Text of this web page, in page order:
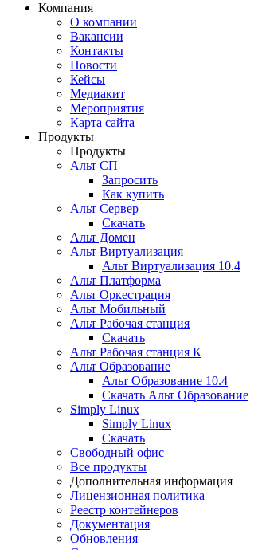
Компания
О компании
Вакансии
Контакты
Новости
Кейсы
Медиакит
Мероприятия
Карта сайта
Продукты
Продукты
Альт СП
Запросить
Как купить
Альт Сервер
Скачать
Альт Домен
Альт Виртуализация
Альт Виртуализация 10.4
Альт Платформа
Альт Оркестрация
Альт Мобильный
Альт Рабочая станция
Скачать
Альт Рабочая станция К
Альт Образование
Альт Образование 10.4
Скачать Альт Образование
Simply Linux
Simply Linux
Скачать
Свободный офис
Все продукты
Дополнительная информация
Лицензионная политика
Реестр контейнеров
Документация
Обновления